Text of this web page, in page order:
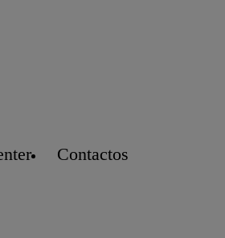
Contactos